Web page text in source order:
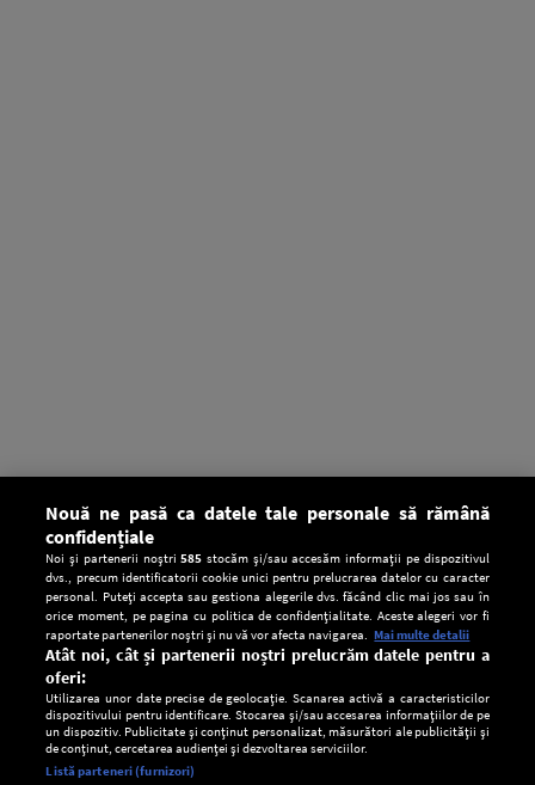
Setări:
Nouă ne pasă ca datele tale personale să rămână
confidențiale
Noi și partenerii noștri585 stocăm și/sau accesăm informații pe dispozitivul
dvs., precum identificatorii cookie unici pentru prelucrarea datelor cu caracter
personal. Puteți accepta sau gestiona alegerile dvs. făcând clic mai jos sau în
orice moment, pe pagina cu politica de confidențialitate. Aceste alegeri vor fi
raportate partenerilor noștri și nu vă vor afecta navigarea. Mai multe detalii
Atât noi, cât și partenerii noștri prelucrăm datele pentru a
oferi:
Utilizarea unor date precise de geolocație. Scanarea activă a caracteristicilor
dispozitivului pentru identificare. Stocarea și/sau accesarea informațiilor de pe
un dispozitiv. Publicitate și conținut personalizat, măsurători ale publicității și
de conținut, cercetarea audienței și dezvoltarea serviciilor.
Listă parteneri (furnizori)